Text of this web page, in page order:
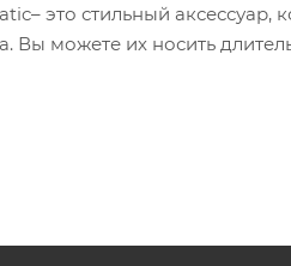
это стильный аксессуар,
можете их носить
ультрафиолетового